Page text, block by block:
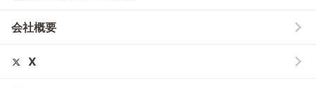
会社概要
X